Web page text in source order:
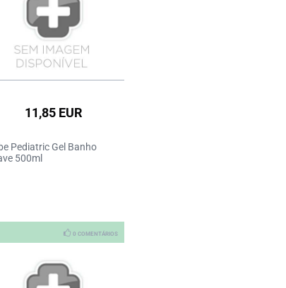
11,85 EUR
Pediatric Gel Banho
500ml
0 COMENTÁRIOS